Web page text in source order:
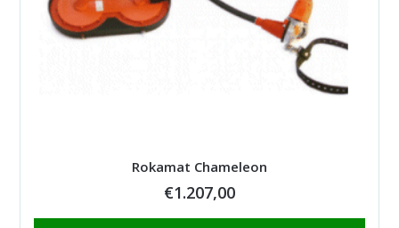
Rokamat Chameleon
€1.207,00